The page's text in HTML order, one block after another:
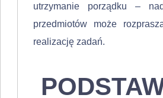
utrzymanie porządku –
przedmiotów może
realizację zadań.